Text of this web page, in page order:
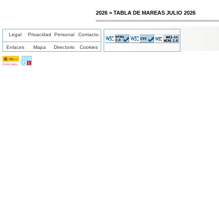
2026 > TABLA DE MAREAS JULIO 2026
Legal Privacidad Personal Contacto
Enlaces Mapa Directorio Cookies